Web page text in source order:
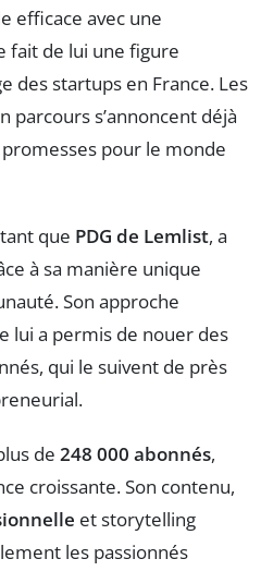
efficace avec une
fait de lui une figure
des startups en France. Les
parcours s’annoncent déjà
pour le monde
que PDG de Lemlist, a
à sa manière unique
Son approche
lui a permis de nouer des
qui le suivent de près
de 248 000 abonnés,
croissante. Son contenu,
et storytelling
les passionnés